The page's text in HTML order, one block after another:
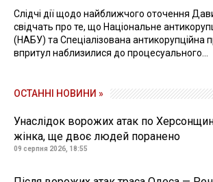
Слідчі дії щодо найближчого оточення
свідчать про те, що Національне
(НАБУ) та Спеціалізована антикорупційна
впритул наблизилися до процесуального...
ОСТАННІ НОВИНИ »
Унаслідок ворожих атак по
жінка, ще двоє людей поранено
09 серпня 2026, 18:55